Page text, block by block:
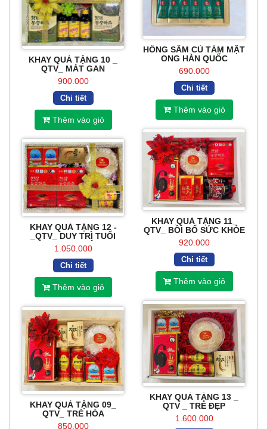
HỒNG SÂM CỦ TẨM MẬT
ONG HÀN QUỐC
690.000
Chi tiết
Thêm vào giỏ
KHAY QUÀ TẶNG 10 _
QTV_ MÁT GAN
900.000
Chi tiết
Thêm vào giỏ
KHAY QUÀ TẶNG 11_
QTV_ BỒI BỔ SỨC KHỎE
920.000
Chi tiết
Thêm vào giỏ
KHAY QUÀ TẶNG 12 -
_QTV_ DUY TRÌ TUỔI
THANH XUÂN
1.050.000
Chi tiết
Thêm vào giỏ
KHAY QUÀ TẶNG 13 _
QTV _ TRẺ ĐẸP
1.600.000
KHAY QUÀ TẶNG 09_
QTV_ TRẺ HÓA
850.000